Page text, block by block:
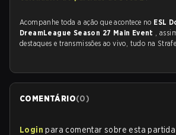
Acompanhe toda a ação que acontece no ESL
DreamLeague Season 27 Main Event ,
destaques e transmissões ao vivo, tudo na
COMENTÁRIO(0)
Login para comentar sobre esta partida